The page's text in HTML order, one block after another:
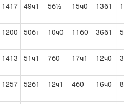
1417 49ч1 5б½ 15ч0 13б1
1200 50б+ 10ч0 11б0 36б1
1413 51ч1 7б0 17ч1 12ч0
1257 52б1 12ч1 4б0 16ч0